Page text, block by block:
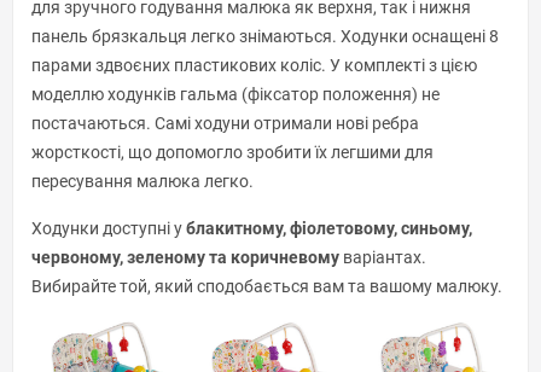
для зручного годування малюка як верхня, так і нижня
панель брязкальця легко знімаються. Ходунки оснащені 8
парами здвоєних пластикових коліс. У комплекті з цією
моделлю ходунків гальма (фіксатор положення) не
постачаються. Самі ходуни отримали нові ребра
жорсткості, що допомогло зробити їх легшими для
пересування малюка легко.
Ходунки доступні ублакитному, фіолетовому, синьому,
червоному, зеленому та коричневому варіантах.
Вибирайте той, який сподобається вам та вашому малюку.